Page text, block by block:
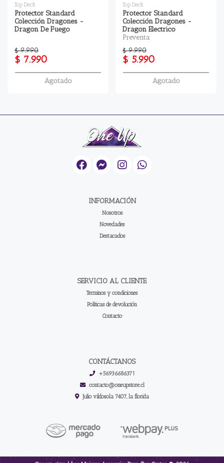
Top Deck
Protector Standard
Colección Dragones -
Dragon De Fuego
$ 9.990
$ 7.990
Agotado
Top Deck
Protector Standard
Colección Dragones -
Dragon Electrico
Preventa
$ 9.990
$ 5.990
Agotado
INFORMACIÓN
Nosotros
Novedades
Destacados
SERVICIO AL CLIENTE
Terminos y condiciones
Políticas de devolución
Contacto
CONTÁCTANOS
+56936686371
contacto@oneupstore.cl
Julio vildosola 7407, la florida